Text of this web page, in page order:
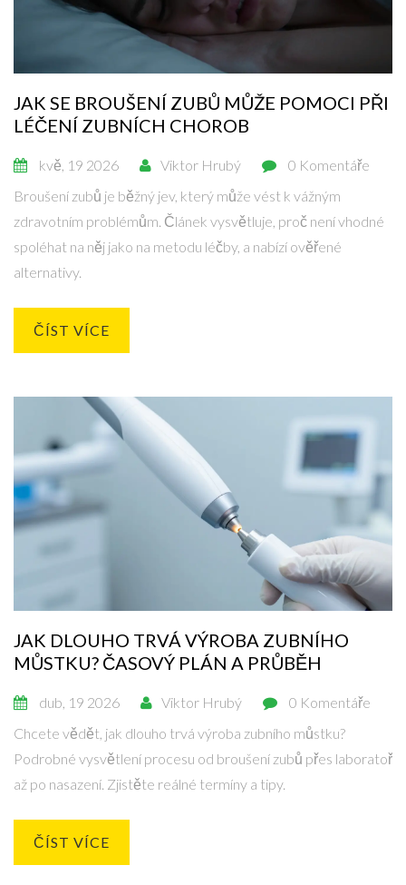
JAK SE BROUŠENÍ ZUBŮ MŮŽE POMOCI PŘI
LÉČENÍ ZUBNÍCH CHOROB
kvě, 19 2026 Viktor Hrubý
0 Komentáře
Broušení zubů je běžný jev, který může vést k vážným
zdravotním problémům. Článek vysvětluje, proč není vhodné
spoléhat na něj jako na metodu léčby, a nabízí ověřené
alternativy.
ČÍST VÍCE
JAK DLOUHO TRVÁ VÝROBA ZUBNÍHO
MŮSTKU? ČASOVÝ PLÁN A PRŮBĚH
dub, 19 2026 Viktor Hrubý
0 Komentáře
Chcete vědět, jak dlouho trvá výroba zubního můstku?
Podrobné vysvětlení procesu od broušení zubů přes laboratoř
až po nasazení. Zjistěte reálné termíny a tipy.
ČÍST VÍCE